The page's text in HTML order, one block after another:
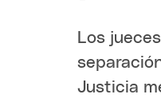
Los
Justicia